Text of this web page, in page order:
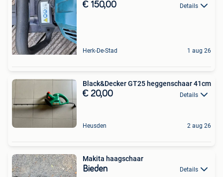
€ 150,00 Details
Herk-De-Stad 1 aug 26
Black&Decker GT25 heggenschaar 41cm
€ 20,00 Details
Heusden 2 aug 26
Makita haagschaar
Bieden Details